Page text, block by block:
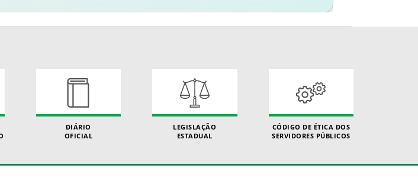
DIÁRIO
OFICIAL
LEGISLAÇÃO
ESTADUAL
CÓDIGO DE ÉTICA DOS
SERVIDORES PÚBLICOS